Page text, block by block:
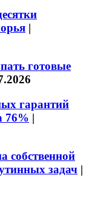
|
готовые
гарантий
76% |
собственной
задач |